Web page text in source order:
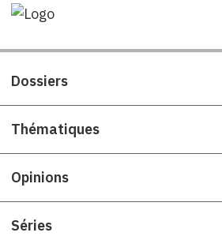
Dossiers
Thématiques
Opinions
Séries